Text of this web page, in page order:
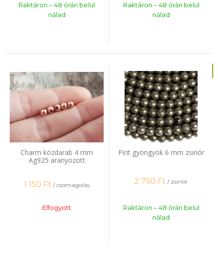
Raktáron – 48 órán belül
nálad
Raktáron – 48 órán belül
nálad
Charm közdarab 4 mm
Ag925 aranyozott
rózsaarannyal 3 db
1 150 Ft / csomagolás
Elfogyott
Pirit gyöngyök 6 mm zsinór
2 760 Ft / zsinór
Raktáron – 48 órán belül
nálad